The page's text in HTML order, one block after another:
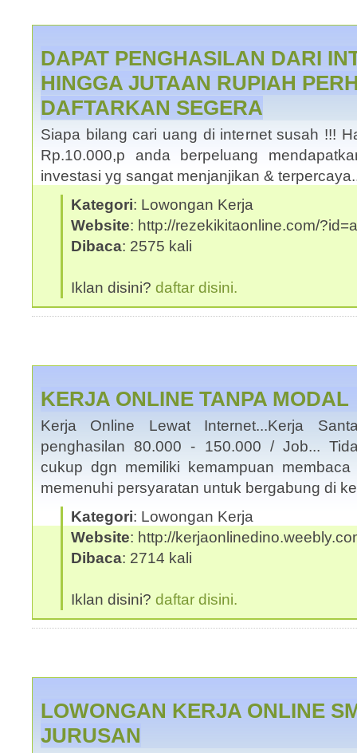
DAPAT PENGHASILAN DARI
HINGGA JUTAAN RUPIAH
DAFTARKAN SEGERA
Siapa bilang cari uang di internet susah !!!
Rp.10.000,p anda berpeluang
investasi yg sangat menjanjikan &
Kategori: Lowongan Kerja
Website: http://rezekikitaonline.com/
Dibaca: 2575 kali
Iklan disini? daftar disini.
KERJA ONLINE TANPA MODAL
Kerja Online Lewat Internet...Kerja
penghasilan 80.000 - 150.000 / Job...
cukup dgn memiliki kemampuan
memenuhi persyaratan untuk bergabung di
Kategori: Lowongan Kerja
Website: http://
Dibaca: 2714 kali
Iklan disini? daftar disini.
LOWONGAN KERJA ONLINE
JURUSAN